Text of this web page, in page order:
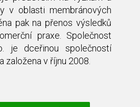
v oblasti membránových
pak na přenos výsledků
praxe. Společnost
je dceřinou společností
založena v říjnu 2008.